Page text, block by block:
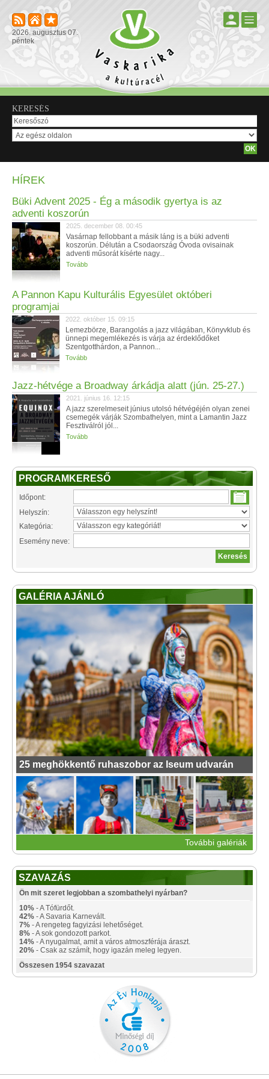
2026. augusztus 07.
péntek
KERESÉS
HÍREK
Büki Advent 2025 - Ég a második gyertya is az
adventi koszorún
2025. december 08. 00:45
Vasárnap fellobbant a másik láng is a büki adventi
koszorún. Délután a Csodaország Óvoda ovisainak
adventi műsorát kísérte nagy...
Tovább
A Pannon Kapu Kulturális Egyesület októberi
programjai
2022. október 15. 09:15
Lemezbörze, Barangolás a jazz világában, Könyvklub és
ünnepi megemlékezés is várja az érdeklődőket
Szentgotthárdon, a Pannon...
Tovább
Jazz-hétvége a Broadway árkádja alatt (jún. 25-27.)
2021. június 16. 12:15
A jazz szerelmeseit június utolsó hétvégéjén olyan zenei
csemegék várják Szombathelyen, mint a Lamantin Jazz
Fesztiválról jól...
Tovább
PROGRAMKERESŐ
Időpont:
Helyszín:
Kategória:
Esemény neve:
GALÉRIA AJÁNLÓ
25 meghökkentő ruhaszobor az Iseum udvarán
További galériák
SZAVAZÁS
Ön mit szeret legjobban a szombathelyi nyárban?
10% - A Tófürdőt.
42% - A Savaria Karnevált.
7% - A rengeteg fagyizási lehetőséget.
8% - A sok gondozott parkot.
14% - A nyugalmat, amit a város atmoszférája áraszt.
20% - Csak az számít, hogy igazán meleg legyen.
Összesen 1954 szavazat